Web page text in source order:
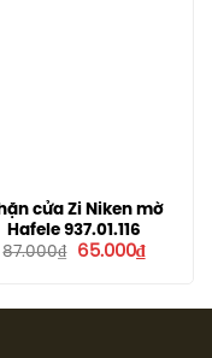
cửa Zi Niken mờ
Hafele 937.01.116
87.000₫
Giá
65.000₫Giá